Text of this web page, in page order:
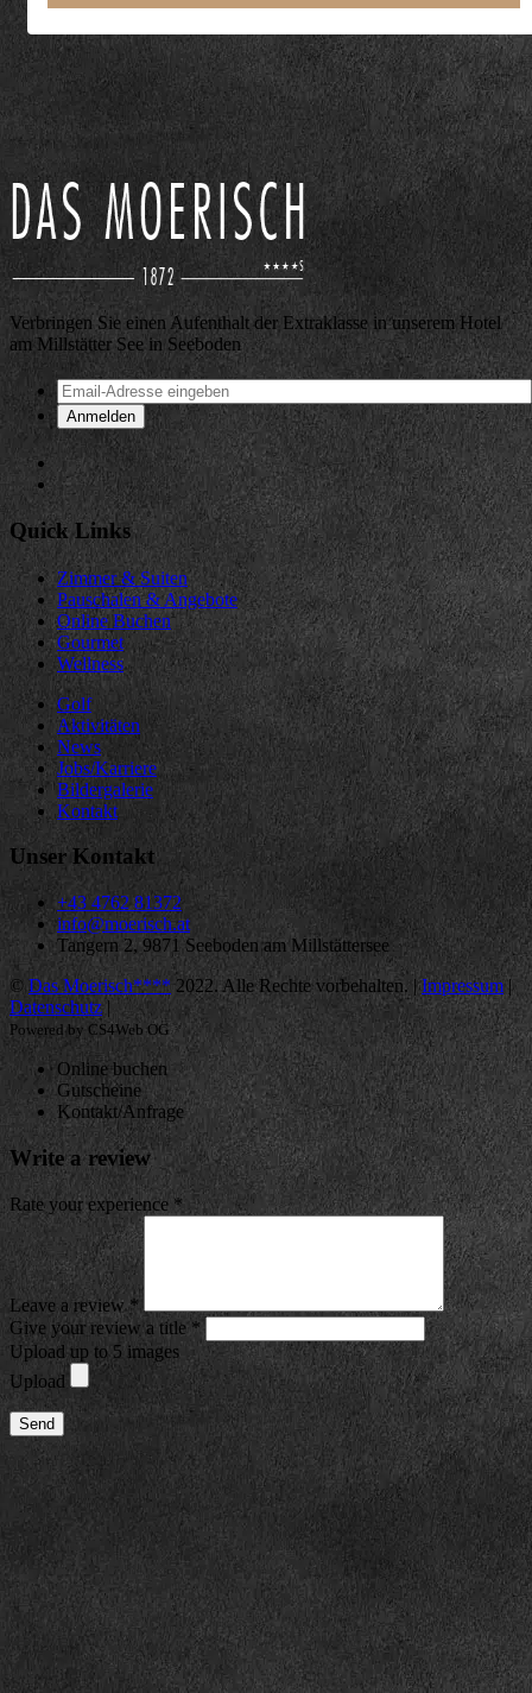
Verbringen Sie einen Aufenthalt der Extraklasse in unserem Hotel
am Millstätter See in Seeboden
Quick Links
Zimmer & Suiten
Pauschalen & Angebote
Online Buchen
Gourmet
Wellness
Golf
Aktivitäten
News
Jobs/Karriere
Bildergalerie
Kontakt
Unser Kontakt
+43 4762 81372
info@moerisch.at
Tangern 2, 9871 Seeboden am Millstättersee
© Das Moerisch**** 2022. Alle Rechte vorbehalten. |Impressum|
Datenschutz |
Powered by CS4Web OG
Online buchen
Gutscheine
Kontakt/Anfrage
Write a review
Rate your experience *
Leave a review *
Give your review a title *
Upload up to 5 images
Upload
Send